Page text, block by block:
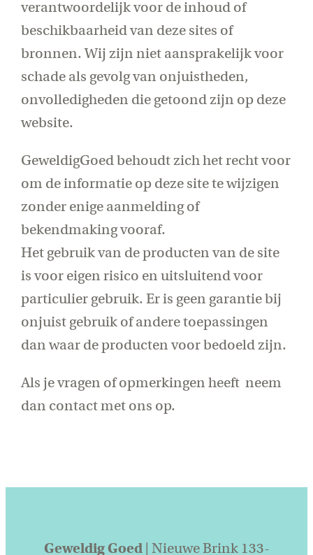
verantwoordelijk voor de inhoud of
beschikbaarheid van deze sites of
bronnen. Wij zijn niet aansprakelijk voor
schade als gevolg van onjuistheden,
onvolledigheden die getoond zijn op deze
website.
GeweldigGoed behoudt zich het recht voor
om de informatie op deze site te wijzigen
zonder enige aanmelding of
bekendmaking vooraf.
Het gebruik van de producten van de site
is voor eigen risico en uitsluitend voor
particulier gebruik. Er is geen garantie bij
onjuist gebruik of andere toepassingen
dan waar de producten voor bedoeld zijn.
Als je vragen of opmerkingen heeft neem
dan contact met ons op.
Geweldig Goed| Nieuwe Brink 133-